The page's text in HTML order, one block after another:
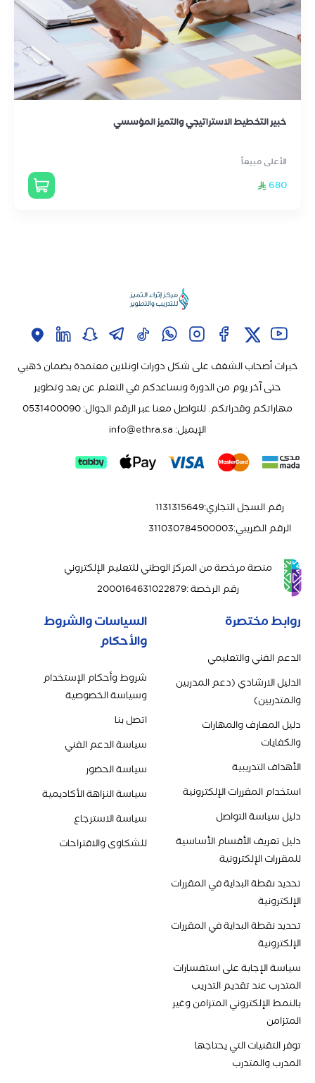
خبير التخطيط الاستراتيجي والتميز المؤسسي
الأعلى مبيعاً
680
خبرات أصحاب الشغف على شكل دورات اونلاين معتمدة بضمان ذهبي
حتى آخر يوم من الدورة ونساعدكم في التعلم عن بعد وتطوير
مهاراتكم وقدراتكم. للتواصل معنا عبر الرقم الجوال: 0531400090
الإيميل: info@ethra.sa
رقم السجل التجاري:
1131315649
الرقم الضريبي:
311030784500003
منصة مرخصة من المركز الوطني للتعليم الإلكتروني
رقم الرخصة:
2000164631022879
روابط مختصرة
الدعم الفني والتعليمي
الدليل الارشادي (دعم المدربين
والمتدربين)
دليل المعارف والمهارات
والكفايات
الأهداف التدريبية
استخدام المقررات الإلكترونية
دليل سياسة التواصل
دليل تعريف الأقسام الأساسية
للمقررات الإلكترونية
تحديد نقطة البداية في المقررات
الإلكترونية
تحديد نقطة البداية في المقررات
الإلكترونية
سياسة الإجابة على استفسارات
المتدرب عند تقديم التدريب
بالنمط الإلكتروني المتزامن وغير
المتزامن
توفر التقنيات التي يحتاجها
المدرب والمتدرب
السياسات والشروط
والأحكام
شروط وأحكام الإستخدام
وسياسة الخصوصية
اتصل بنا
سياسة الدعم الفني
سياسة الحضور
سياسة النزاهة الأكاديمية
سياسة الاسترجاع
للشكاوى والاقتراحات